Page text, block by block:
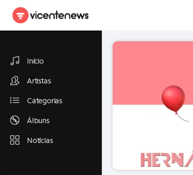
Início
Artistas
Categorias
Álbuns
Notícias